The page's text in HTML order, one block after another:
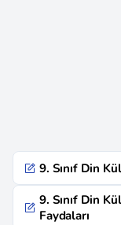
9. Sınıf Din
9. Sınıf Din
Faydaları